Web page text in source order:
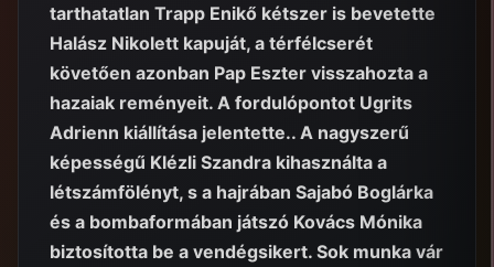
tarthatatlan Trapp Enikő kétszer is bevetette
Halász Nikolett kapuját, a térfélcserét
követően azonban Pap Eszter visszahozta a
hazaiak reményeit. A fordulópontot Ugrits
Adrienn kiállítása jelentette.. A nagyszerű
képességű Klézli Szandra kihasználta a
létszámfölényt, s a hajrában Sajabó Boglárka
és a bombaformában játszó Kovács Mónika
biztosította be a vendégsikert. Sok munka vár